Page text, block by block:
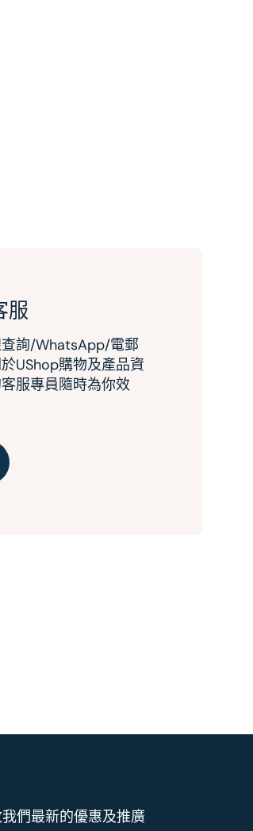
服
詢/WhatsApp/電郵
UShop購物及產品資
服專員隨時為你效
們最新的優惠及推廣